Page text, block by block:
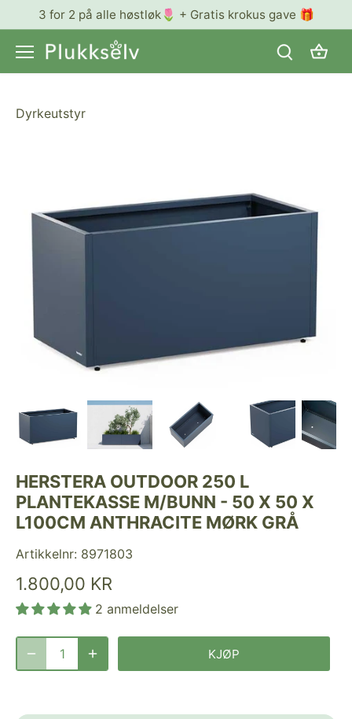
til
innhold
3 for 2 på alle høstløk🌷 + Gratis krokus gave 🎁
Dyrkeutstyr
HERSTERA OUTDOOR 250 L
PLANTEKASSE M/BUNN - 50 X 50 X
L100CM ANTHRACITE MØRK GRÅ
Artikkelnr: 8971803
1.800,00 KR
2 anmeldelser
KJØP